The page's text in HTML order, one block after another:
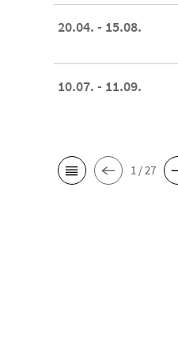
20.04. - 15.08.
10.07. - 11.09.
1 / 27